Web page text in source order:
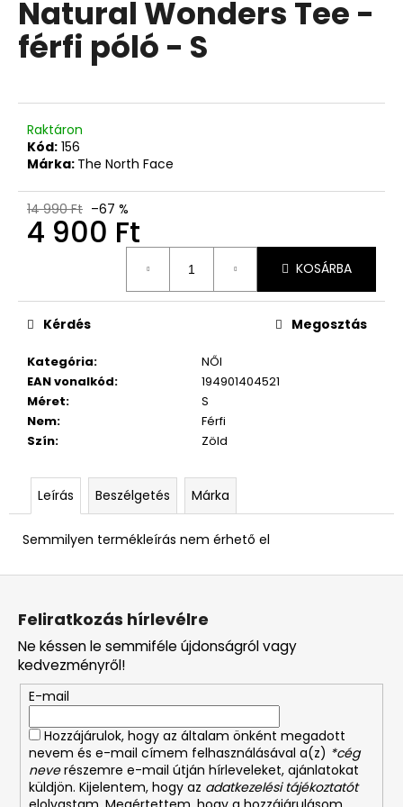
Natural Wonders Tee -
férfi póló - S
Raktáron
Kód: 156
Márka: The North Face
14 990 Ft –67 %
4 900 Ft
KOSÁRBA
Kategória:
NŐI
EAN vonalkód:
194901404521
Méret:
S
Nem:
Férfi
Szín: Zöld
Kérdés Megosztás
Leírás Beszélgetés Márka
Semmilyen termékleírás nem érhető el
L
Feliratkozás hírlevélre
Ne késsen le semmiféle újdonságról vagy
kedvezményről!
E-mail
Hozzájárulok, hogy az általam önként megadott
nevem és e-mail címem felhasználásával a(z) *cég
neverészemre e-mail útján hírleveleket, ajánlatokat
küldjön. Kijelentem, hogy az adatkezelési tájékoztatót